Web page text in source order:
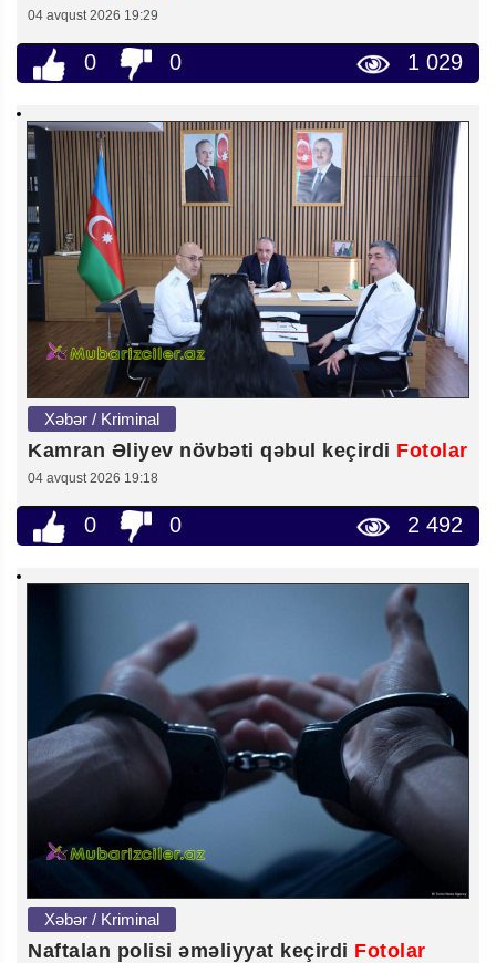
04 avqust 2026 19:29
0 0 1 029
Xəbər / Kriminal
Kamran Əliyev növbəti qəbul keçirdi Fotolar
04 avqust 2026 19:18
0 0 2 492
Xəbər / Kriminal
Naftalan polisi əməliyyat keçirdi Fotolar